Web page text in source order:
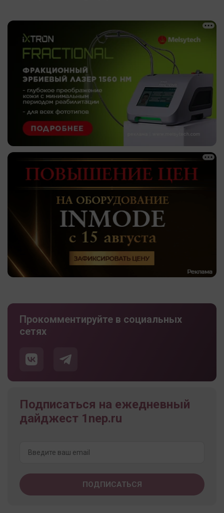
Прокомментируйте в социальных
сетях
Подписаться на ежедневный
дайджест 1nep.ru